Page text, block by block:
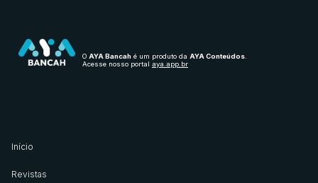
O AYA Bancah é um produto da AYA Conteúdos
Acesse nosso portal aya.app.br
Início
Revistas